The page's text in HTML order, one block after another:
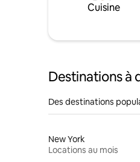
Cuisine
Destinations à
Des destinations
New York
Locations au mois